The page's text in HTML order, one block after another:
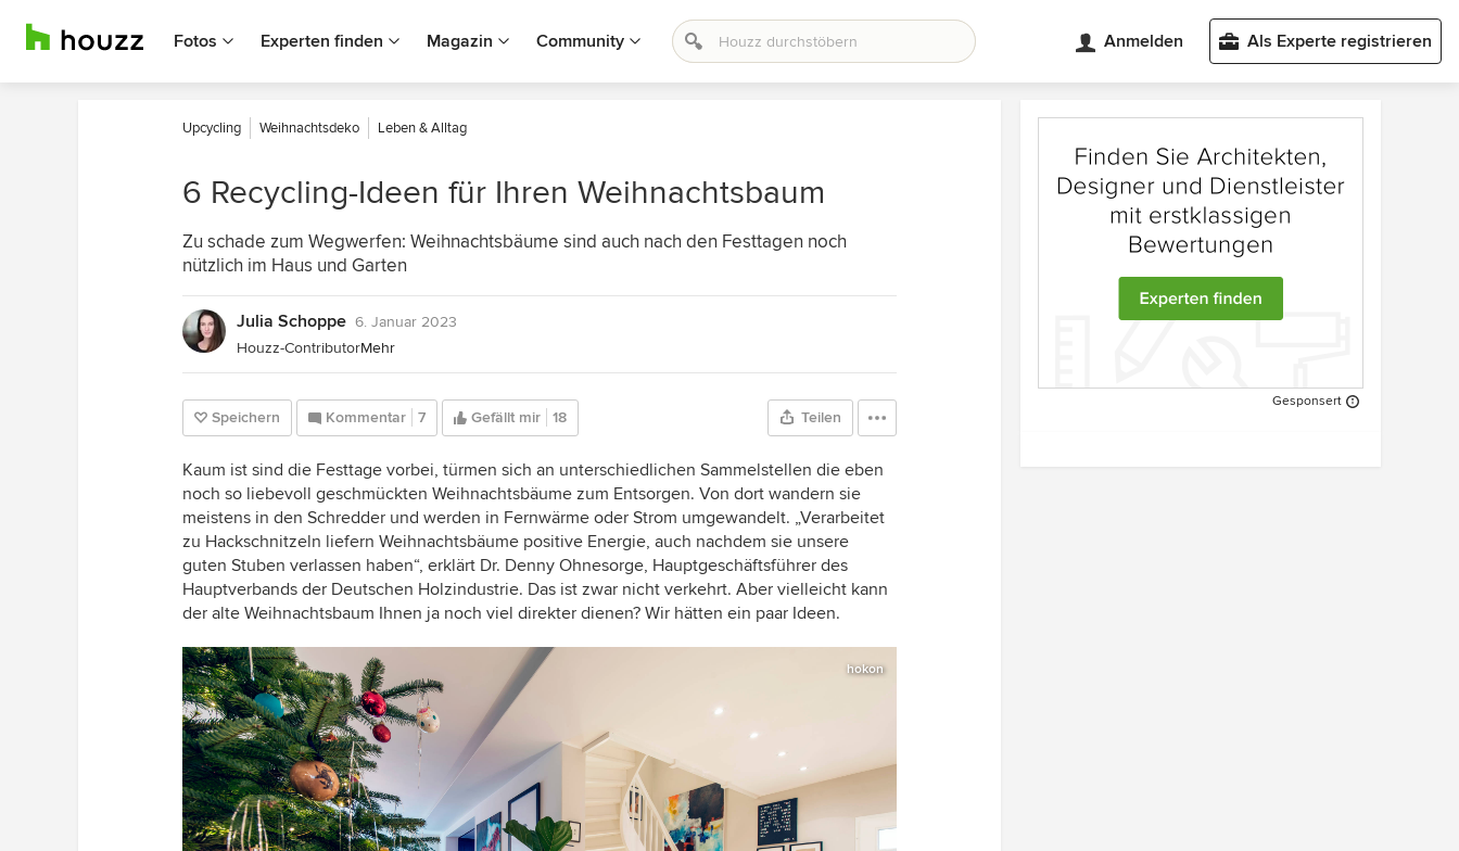
Fotos Experten finden Magazin Community Anmelden Als Experte registrieren
Upcycling Weihnachtsdeko Leben & Alltag
6 Recycling-Ideen für Ihren Weihnachtsbaum
Zu schade zum Wegwerfen: Weihnachtsbäume sind auch nach den Festtagen noch
nützlich im Haus und Garten
Julia Schoppe 6. Januar 2023
Houzz-ContributorMehr
Speichern Kommentar 7 Gefällt mir 18 Teilen
Kaum ist sind die Festtage vorbei, türmen sich an unterschiedlichen Sammelstellen die eben
noch so liebevoll geschmückten Weihnachtsbäume zum Entsorgen. Von dort wandern sie
meistens in den Schredder und werden in Fernwärme oder Strom umgewandelt. „Verarbeitet
zu Hackschnitzeln liefern Weihnachtsbäume positive Energie, auch nachdem sie unsere
guten Stuben verlassen haben“, erklärt Dr. Denny Ohnesorge, Hauptgeschäftsführer des
Hauptverbands der Deutschen Holzindustrie. Das ist zwar nicht verkehrt. Aber vielleicht kann
der alte Weihnachtsbaum Ihnen ja noch viel direkter dienen? Wir hätten ein paar Ideen.
hokon
Gesponsert